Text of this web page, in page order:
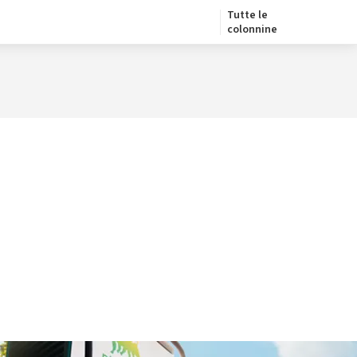
Tutte le
colonnine